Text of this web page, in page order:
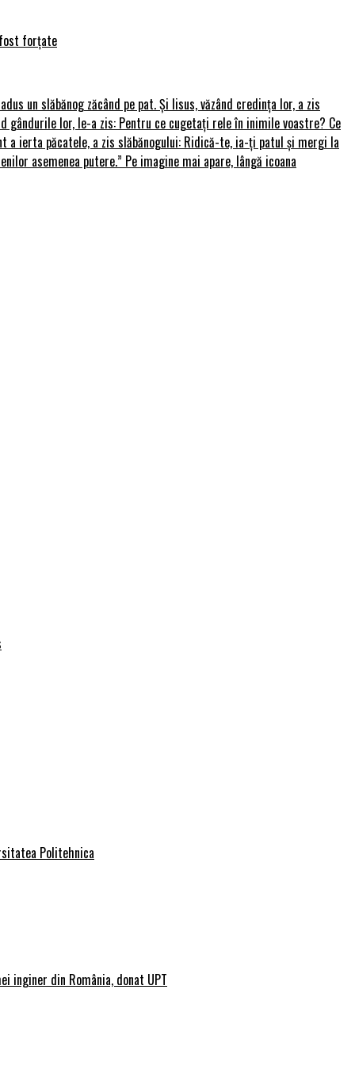
forțate
un slăbănog zăcând pe pat. Și Iisus, văzând credința lor, a zis
lor, le-a zis: Pentru ce cugetați rele în inimile voastre? Ce
a ierta păcatele, a zis slăbănogului: Ridică-te, ia-ți patul și mergi la
asemenea putere.” Pe imagine mai apare, lângă icoana
Politehnica
inginer din România, donat UPT